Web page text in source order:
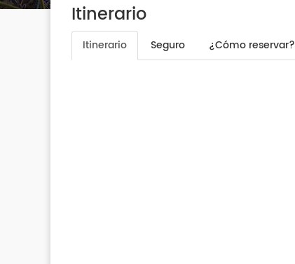
Itinerario
Itinerario Seguro ¿Cómo reservar?